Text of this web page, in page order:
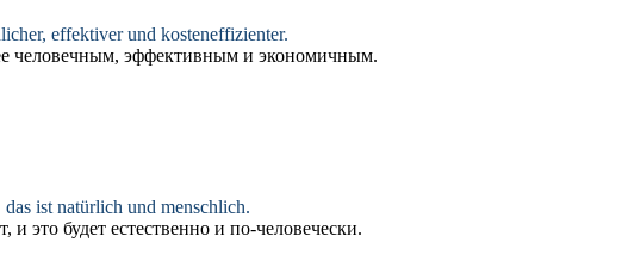
, effektiver und kosteneffizienter.
человечным, эффективным и экономичным.
ist natürlich und menschlich.
и это будет естественно и по-человечески.